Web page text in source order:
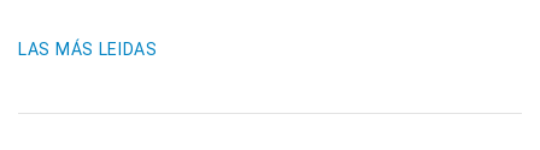
LAS MÁS LEIDAS